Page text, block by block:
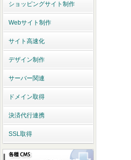
ショッピングサイト制作
Webサイト制作
サイト高速化
デザイン制作
サーバー関連
ドメイン取得
決済代行連携
SSL取得